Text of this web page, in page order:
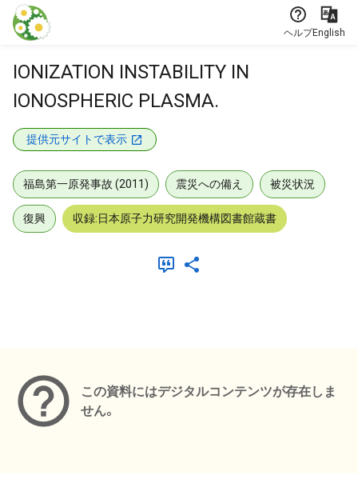
本文に飛ぶ
ヘルプEnglish
IONIZATION INSTABILITY IN
IONOSPHERIC PLASMA.
提供元サイトで表示
福島第一原発事故 (2011) 震災への備え 被災状況
復興 収録:日本原子力研究開発機構図書館蔵書
この資料にはデジタルコンテンツが存在しま
せん。